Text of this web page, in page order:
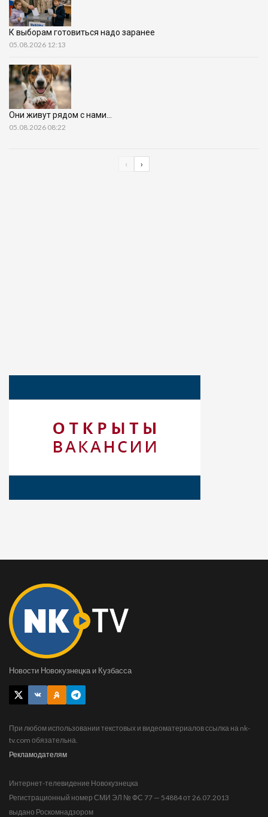
К выборам готовиться надо заранее
05.08.2026 12:13
Они живут рядом с нами…
05.08.2026 08:22
‹ ›
Новости Новокузнецка и Кузбасса
При любом использовании текстовых и видеоматериалов ссылка на nk-
tv.com обязательна.
Рекламодателям
Интернет-телевидение Новокузнецка
Регистрационный номер СМИ ЭЛ № ФС 77 — 54884 от 26.07.2013
выдано Роскомнадзором